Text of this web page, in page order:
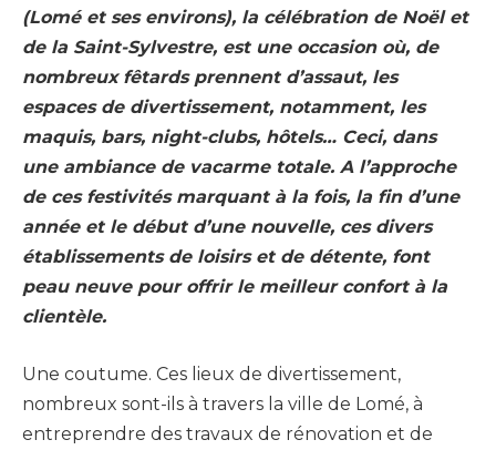
(Lomé et ses environs), la célébration de Noël et
de la Saint-Sylvestre, est une occasion où, de
nombreux fêtards prennent d’assaut, les
espaces de divertissement, notamment, les
maquis, bars, night-clubs, hôtels… Ceci, dans
une ambiance de vacarme totale. A l’approche
de ces festivités marquant à la fois, la fin d’une
année et le début d’une nouvelle, ces divers
établissements de loisirs et de détente, font
peau neuve pour offrir le meilleur confort à la
clientèle.
Une coutume. Ces lieux de divertissement,
nombreux sont-ils à travers la ville de Lomé, à
entreprendre des travaux de rénovation et de